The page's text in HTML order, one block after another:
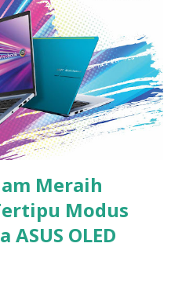
ada deadline tulisan yang
terpapar kipas angin
dan pengecekan karena
alhasil membuat mata
juga jadi mengalami sepet
Andai mata bisa berteriak,
mau gimana ...
Meraih
Modus
ASUS OLED